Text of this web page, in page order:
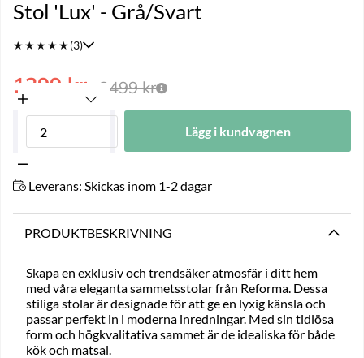
Stol 'Lux' - Grå/Svart
★★★★★(3)
2499kr
1399 kr
Lägg i kundvagnen
Leverans: Skickas inom 1-2 dagar
PRODUKTBESKRIVNING
Skapa en exklusiv och trendsäker atmosfär i ditt hem
med våra eleganta sammetsstolar från Reforma. Dessa
stiliga stolar är designade för att ge en lyxig känsla och
passar perfekt in i moderna inredningar. Med sin tidlösa
form och högkvalitativa sammet är de idealiska för både
kök och matsal.